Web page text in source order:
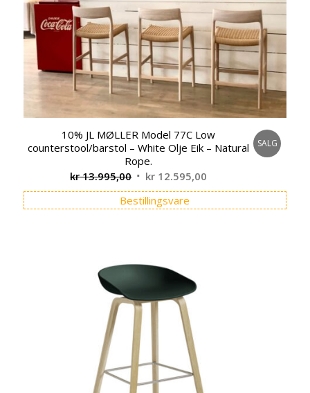
10% JL MØLLER Model 77C Low
counterstool/barstol – White Olje Eik – Natural
Rope.
kr13.995,00 Opprinnelig
pris
var:
kr 12.595,00
pris
er:
SALG
Bestillingsvare